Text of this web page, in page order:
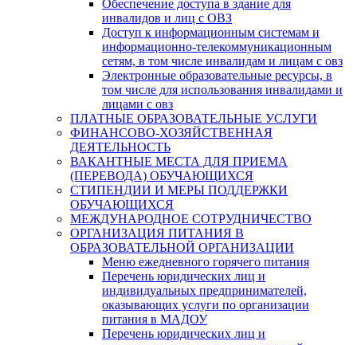
Обеспечение доступа в здание для
инвалидов и лиц с ОВЗ
Доступ к информационным системам и
информационно-телекоммуникационным
сетям, в том числе инвалидам и лицам с овз
Электронные образовательные ресурсы, в
том числе для использования инвалидами и
лицами с овз
ПЛАТНЫЕ ОБРАЗОВАТЕЛЬНЫЕ УСЛУГИ
ФИНАНСОВО-ХОЗЯЙСТВЕННАЯ
ДЕЯТЕЛЬНОСТЬ
ВАКАНТНЫЕ МЕСТА ДЛЯ ПРИЕМА
(ПЕРЕВОДА) ОБУЧАЮЩИХСЯ
СТИПЕНДИИ И МЕРЫ ПОДДЕРЖКИ
ОБУЧАЮЩИХСЯ
МЕЖДУНАРОДНОЕ СОТРУДНИЧЕСТВО
ОРГАНИЗАЦИЯ ПИТАНИЯ В
ОБРАЗОВАТЕЛЬНОЙ ОРГАНИЗАЦИИ
Меню ежедневного горячего питания
Перечень юридических лиц и
индивидуальных предпринимателей,
оказывающих услуги по организации
питания в МАДОУ
Перечень юридических лиц и